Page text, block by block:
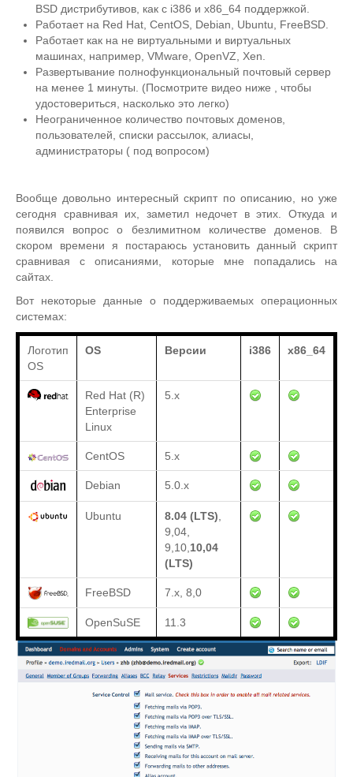
BSD дистрибутивов, как с i386 и x86_64 поддержкой.
Работает на Red Hat, CentOS, Debian, Ubuntu, FreeBSD.
Работает как на не виртуальными и виртуальных
машинах, например, VMware, OpenVZ, Xen.
Развертывание полнофункциональный почтовый сервер
на менее 1 минуты. (Посмотрите видео ниже , чтобы
удостовериться, насколько это легко)
Неограниченное количество почтовых доменов,
пользователей, списки рассылок, алиасы,
администраторы ( под вопросом)
Вообще довольно интересный скрипт по описанию, но уже
сегодня сравнивая их, заметил недочет в этих. Откуда и
появился вопрос о безлимитном количестве доменов. В
скором времени я постараюсь установить данный скрипт
сравнивая с описаниями, которые мне попадались на
сайтах.
Вот некоторые данные о поддерживаемых операционных
системах:
Логотип
OS
OS Версии i386 x86_64
Red Hat (R)
Enterprise
Linux
5.x
CentOS 5.x
Debian 5.0.x
Ubuntu 8.04 (LTS)
9,04,
9,10, 10,04
(LTS)
FreeBSD 7.x, 8,0
OpenSuSE 11.3